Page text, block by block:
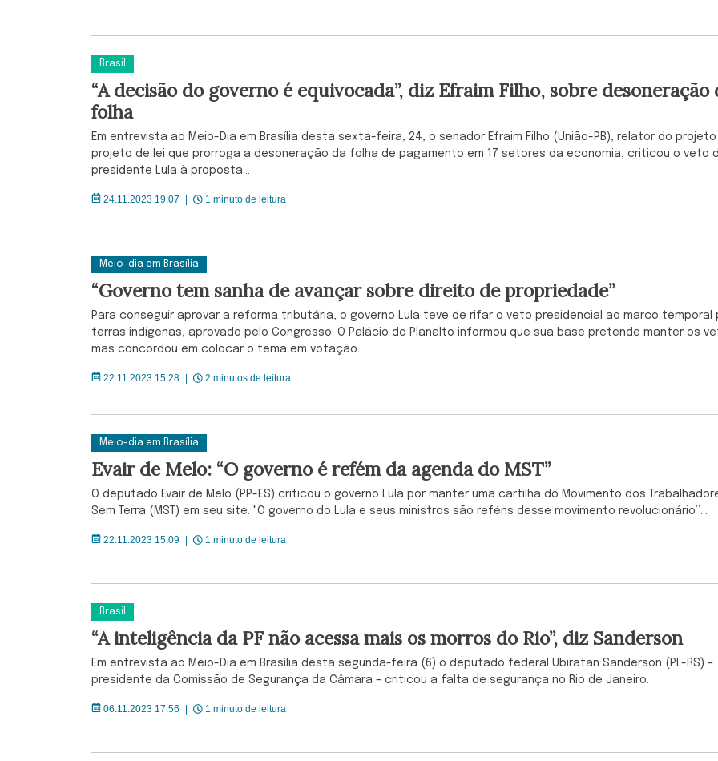
Brasil
“A decisão do governo é equivocada”, diz Efraim Filho, sobre desoneração
folha
Em entrevista ao Meio-Dia em Brasília desta sexta-feira, 24, o senador Efraim Filho (União-PB), relator do
projeto de lei que prorroga a desoneração da folha de pagamento em 17 setores da economia, criticou o veto
presidente Lula à proposta...
24.11.2023 19:07 1 minuto de leitura
Meio-dia em Brasília
“Governo tem sanha de avançar sobre direito de propriedade”
Para conseguir aprovar a reforma tributária, o governo Lula teve de rifar o veto presidencial ao marco temporal
terras indígenas, aprovado pelo Congresso. O Palácio do Planalto informou que sua base pretende manter os
mas concordou em colocar o tema em votação.
22.11.2023 15:28 2 minutos de leitura
Meio-dia em Brasília
Evair de Melo: “O governo é refém da agenda do MST”
O deputado Evair de Melo (PP-ES) criticou o governo Lula por manter uma cartilha do Movimento dos
Sem Terra (MST) em seu site. "O governo do Lula e seus ministros são reféns desse movimento revolucionário”...
22.11.2023 15:09 1 minuto de leitura
Brasil
“A inteligência da PF não acessa mais os morros do Rio”, diz Sanderson
Em entrevista ao Meio-Dia em Brasília desta segunda-feira (6) o deputado federal Ubiratan Sanderson (PL-RS) –
presidente da Comissão de Segurança da Câmara – criticou a falta de segurança no Rio de Janeiro.
06.11.2023 17:56 1 minuto de leitura